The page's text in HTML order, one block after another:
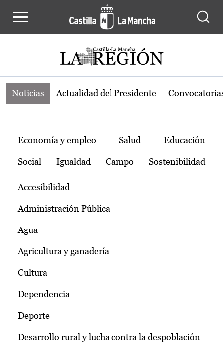
Noticias de la región de Castilla-La
Noticias Actualidad del Presidente
Temas
Economía y empleo Salud Educación
Social Igualdad Campo Sostenibilidad
Accesibilidad
Administración Pública
Agua
Agricultura y ganadería
Cultura
Dependencia
Deporte
Desarrollo rural y lucha contra la despoblación